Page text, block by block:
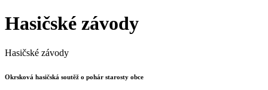
Hasičské závody
Hasičské závody
Okrsková hasičská soutěž o pohár starosty obce